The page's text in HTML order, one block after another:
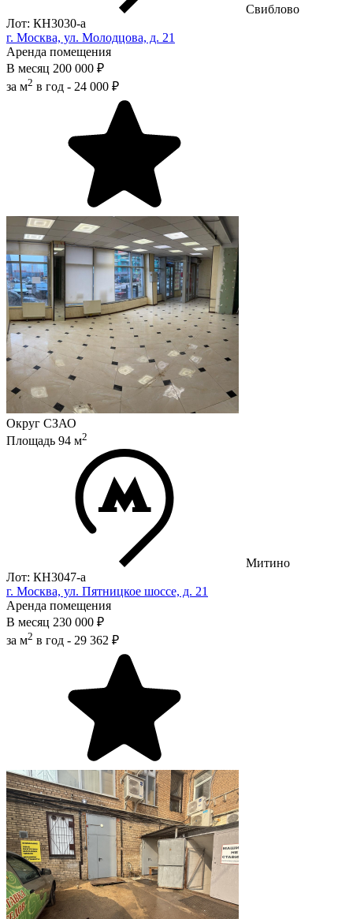
Свиблово
Лот: КН3030-a
г. Москва, ул. Молодцова, д. 21
Аренда помещения
В месяц 200 000 ₽
за м2 в год - 24 000 ₽
Округ СЗАО
Площадь 94 м2
Митино
Лот: КН3047-a
г. Москва, ул. Пятницкое шоссе, д. 21
Аренда помещения
В месяц 230 000 ₽
за м2 в год - 29 362 ₽